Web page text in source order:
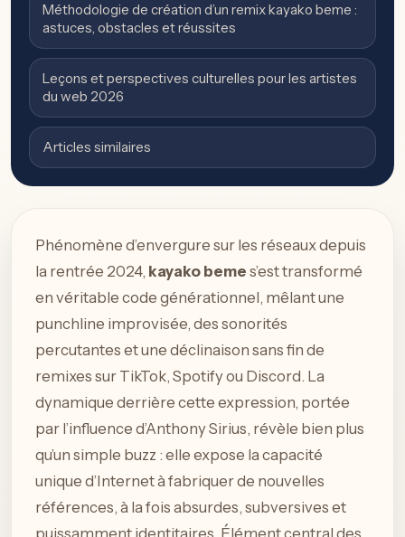
Méthodologie de création d’un remix kayako beme :
astuces, obstacles et réussites
Leçons et perspectives culturelles pour les artistes
du web 2026
Articles similaires
Phénomène d’envergure sur les réseaux depuis
la rentrée 2024, kayako beme s’est transformé
en véritable code générationnel, mêlant une
punchline improvisée, des sonorités
percutantes et une déclinaison sans fin de
remixes sur TikTok, Spotify ou Discord. La
dynamique derrière cette expression, portée
par l’influence d’Anthony Sirius, révèle bien plus
qu’un simple buzz : elle expose la capacité
unique d’Internet à fabriquer de nouvelles
références, à la fois absurdes, subversives et